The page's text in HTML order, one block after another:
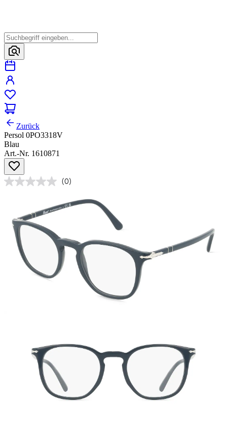
Zurück
Persol 0PO3318V
Blau
Art.-Nr. 1610871
(0)